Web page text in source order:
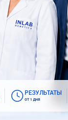
РЕЗУЛЬТАТЫ
ОТ 1 ДНЯ